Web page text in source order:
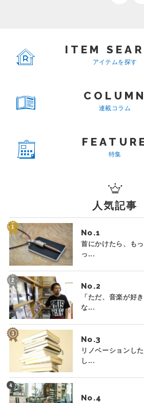
ITEM
アイテムを探す
COLUMN
連載コラム
特集
人気記事
No.
首にかけたら、も
っ...
No.
「ただ、音楽が好
な...
No.
リノベーションし
し...
No.